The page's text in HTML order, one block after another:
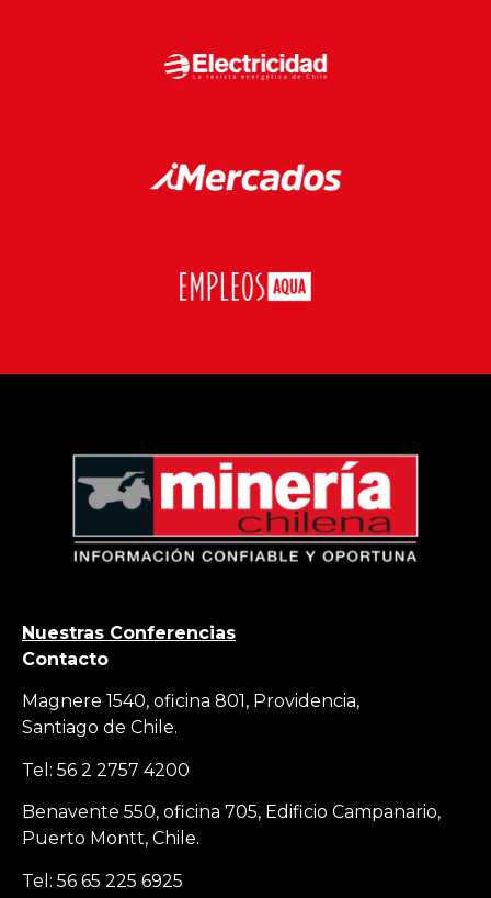
Nuestras Conferencias
Contacto
Magnere 1540, oficina 801, Providencia,
Santiago de Chile.
Tel: 56 2 2757 4200
Benavente 550, oficina 705, Edificio Campanario,
Puerto Montt, Chile.
Tel: 56 65 225 6925